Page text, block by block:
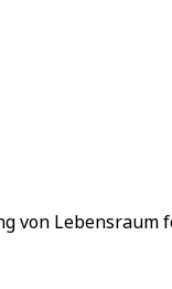
von Lebensraum